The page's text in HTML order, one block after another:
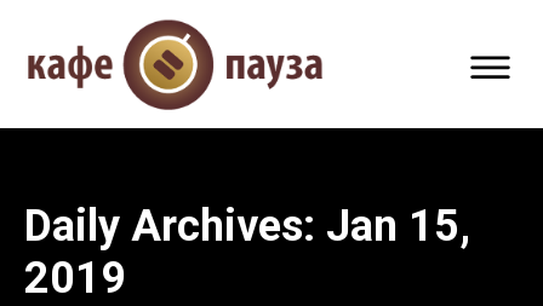
Daily Archives: Jan 15,
2019